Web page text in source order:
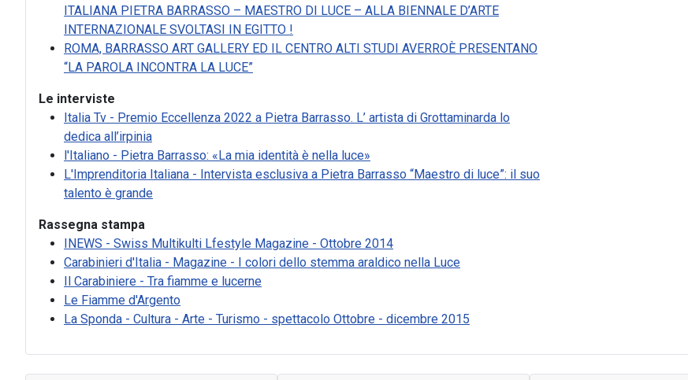
ITALIANA PIETRA BARRASSO – MAESTRO DI LUCE – ALLA BIENNALE D’ARTE
INTERNAZIONALE SVOLTASI IN EGITTO !
ROMA, BARRASSO ART GALLERY ED IL CENTRO ALTI STUDI AVERROÈ PRESENTANO
“LA PAROLA INCONTRA LA LUCE”
Le interviste
Italia Tv - Premio Eccellenza 2022 a Pietra Barrasso. L’ artista di Grottaminarda lo
dedica all’irpinia
l'Italiano - Pietra Barrasso: «La mia identità è nella luce»
L'Imprenditoria Italiana - Intervista esclusiva a Pietra Barrasso “Maestro di luce”: il suo
talento è grande
Rassegna stampa
INEWS - Swiss Multikulti Lfestyle Magazine - Ottobre 2014
Carabinieri d'Italia - Magazine - I colori dello stemma araldico nella Luce
Il Carabiniere - Tra fiamme e lucerne
Le Fiamme d'Argento
La Sponda - Cultura - Arte - Turismo - spettacolo Ottobre - dicembre 2015